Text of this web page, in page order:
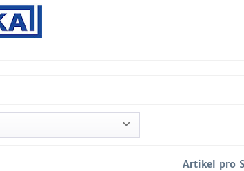
Artikel pro